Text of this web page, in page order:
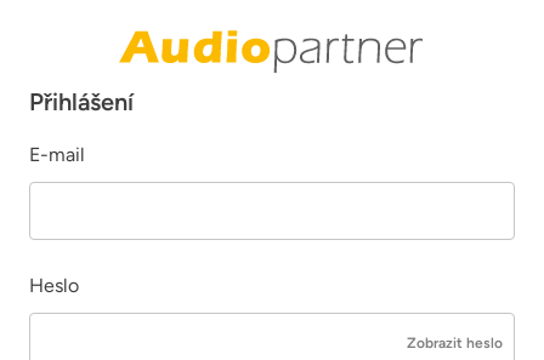
Přihlášení
E-mail
Heslo
Zobrazit heslo